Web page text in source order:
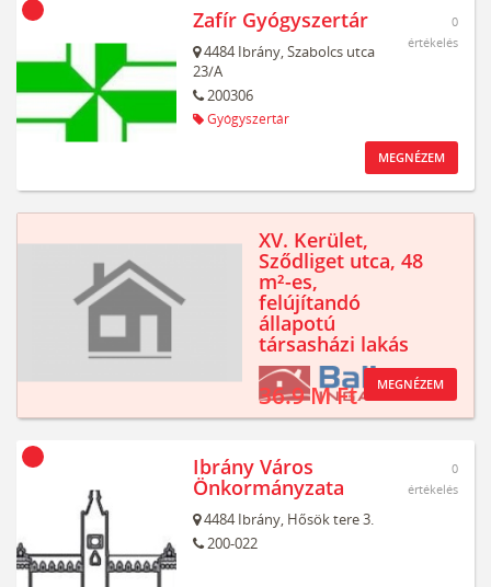
Zafír Gyógyszertár
4484 Ibrány,Szabolcs utca
23/A
200306
Gyógyszertár
0
értékelés
MEGNÉZEM
XV. Kerület,
Sződliget utca, 48
m²-es,
felújítandó
állapotú
társasházi lakás
36.9 M Ft MEGNÉZEM
Ibrány Város
Önkormányzata
4484 Ibrány, Hősök tere 3.
200-022
0
értékelés